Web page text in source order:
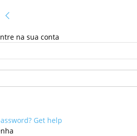
na sua conta
Get help